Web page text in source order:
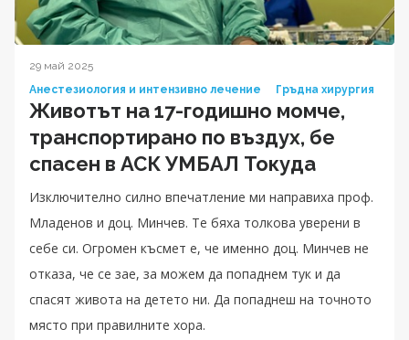
29 май 2025
Анестезиология и интензивно лечение
Гръдна хирургия
Животът на 17-годишно момче,
транспортирано по въздух, бе
спасен в АСК УМБАЛ Токуда
Изключително силно впечатление ми направиха проф.
Младенов и доц. Минчев. Те бяха толкова уверени в
себе си. Огромен късмет е, че именно доц. Минчев не
отказа, че се зае, за можем да попаднем тук и да
спасят живота на детето ни. Да попаднеш на точното
място при правилните хора.